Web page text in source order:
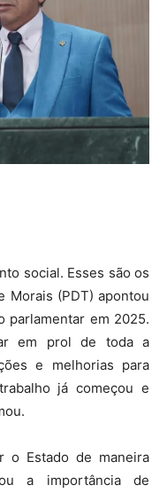
social. Esses são os
Morais (PDT) apontou
parlamentar em 2025.
em prol de toda a
e melhorias para
já começou e
o Estado de maneira
a importância de